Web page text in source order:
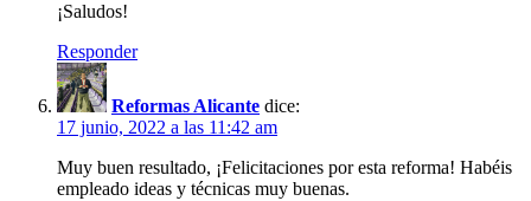
¡Saludos!
Responder
Reformas Alicante dice:
17 junio, 2022 a las 11:42 am
Muy buen resultado, ¡Felicitaciones por esta reforma! Habéis
empleado ideas y técnicas muy buenas.